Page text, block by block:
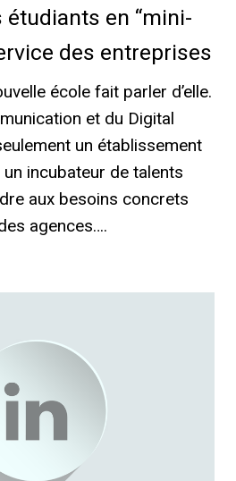
en “mini-
des entreprises
école fait parler d’elle.
et du Digital
un établissement
incubateur de talents
aux besoins concrets
agences….